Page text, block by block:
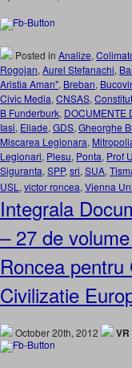
Posted in Analize,
Rogojan, Aurel Stefanachi,
Aristia Aman", Breban,
Civic Media, CNSAS,
B Funderburk, DOCUMENTE
Iasi, Eliade, GDS, Gheorghe
Miscarea Legionara,
Legionari, Plesu, Ponta, Prof
Siguranta, SPP, sri, SUA,
USL , victor roncea, Vienna
Integrala
– 27 de
Roncea
Civilizatie
October 20th, 2012 VR